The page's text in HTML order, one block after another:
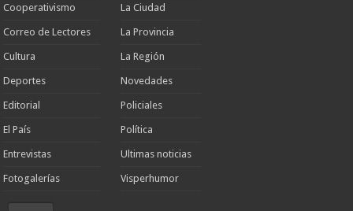
Cooperativismo
Correo de Lectores
Cultura
Deportes
Editorial
El País
Entrevistas
Fotogalerías
La Ciudad
La Provincia
La Región
Novedades
Policiales
Política
Ultimas noticias
Visperhumor